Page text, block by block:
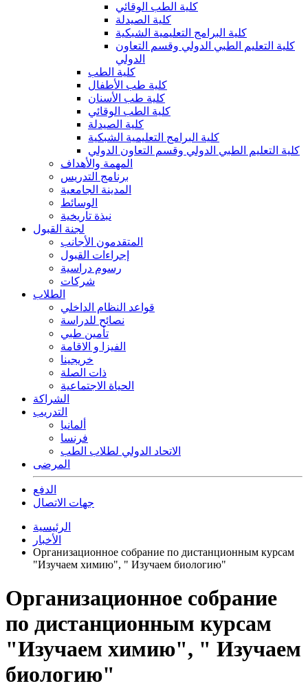
كلية الطب الوقائي
كلية الصيدلة
كلية البرامج التعليمية الشبكية
كلية التعليم الطبي الدولي وقسم التعاون
الدولي
كلية الطب
كلية طب الأطفال
كلية طب الأسنان
كلية الطب الوقائي
كلية الصيدلة
كلية البرامج التعليمية الشبكية
كلية التعليم الطبي الدولي وقسم التعاون الدولي
المهمة والأهداف
برنامج التدريس
المدينة الجامعية
الوسائط
نبذة تاريخية
لجنة القبول
المتقدمون الأجانب
إجراءات القبول
رسوم دراسية
شركات
الطلاب
قواعد النظام الداخلي
نصائح للدراسة
تأمين طبي
الفيزا و الاقامة
خريجينا
ذات الصلة
الحياة الاجتماعية
الشراكة
التدريب
ألمانيا
فرنسا
الاتحاد الدولي لطلاب الطب
المرضى
الدفع
جهات الاتصال
الرئيسية
الأخبار
Организационное собрание по дистанционным курсам
"Изучаем химию", " Изучаем биологию"
Организационное собрание
по дистанционным курсам
"Изучаем химию", " Изучаем
биологию"